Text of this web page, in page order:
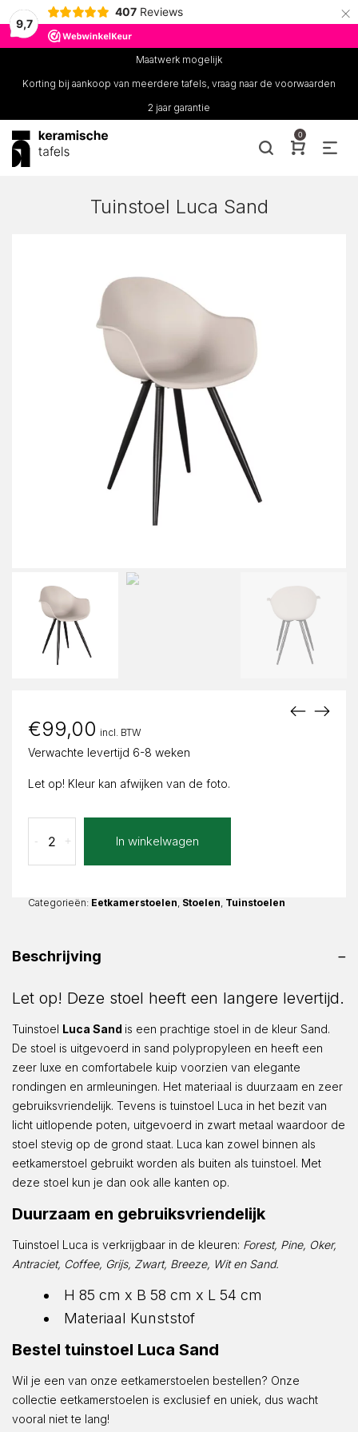
9,7
407 Reviews ×
Maatwerk mogelijk
Korting bij aankoop van meerdere tafels, vraag naar de voorwaarden
2 jaar garantie
0
Tuinstoel Luca Sand
€99,00 incl. BTW
Verwachte levertijd 6-8 weken
Let op! Kleur kan afwijken van de foto.
Luca
Sand
+
- In winkelwagen
Categorieën: Eetkamerstoelen Stoelen Tuinstoelen
Beschrijving
Let op! Deze stoel heeft een langere levertijd.
Tuinstoel Luca Sand is een prachtige stoel in de kleur Sand.
De stoel is uitgevoerd in sand polypropyleen en heeft een
zeer luxe en comfortabele kuip voorzien van elegante
rondingen en armleuningen. Het materiaal is duurzaam en zeer
gebruiksvriendelijk. Tevens is tuinstoel Luca in het bezit van
licht uitlopende poten, uitgevoerd in zwart metaal waardoor de
stoel stevig op de grond staat. Luca kan zowel binnen als
eetkamerstoel gebruikt worden als buiten als tuinstoel. Met
deze stoel kun je dan ook alle kanten op.
Duurzaam en gebruiksvriendelijk
Tuinstoel Luca is verkrijgbaar in de kleuren: Forest, Pine, Oker,
Antraciet, Coffee, Grijs, Zwart, Breeze, Wit en Sand.
H 85 cm x B 58 cm x L 54 cm
Materiaal Kunststof
Bestel tuinstoel Luca Sand
Wil je een van onze eetkamerstoelen bestellen? Onze
collectie eetkamerstoelen is exclusief en uniek, dus wacht
vooral niet te lang!